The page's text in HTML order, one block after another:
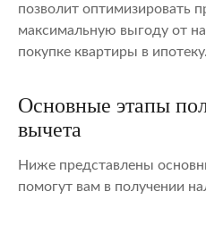
позволит оптимизировать
максимальную выгоду от
покупке квартиры в ипотеку.
Основные этапы
вычета
Ниже представлены
помогут вам в получении